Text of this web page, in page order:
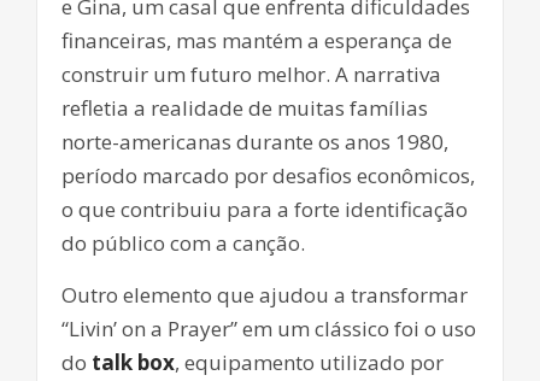
e Gina, um casal que enfrenta dificuldades
financeiras, mas mantém a esperança de
construir um futuro melhor. A narrativa
refletia a realidade de muitas famílias
norte-americanas durante os anos 1980,
período marcado por desafios econômicos,
o que contribuiu para a forte identificação
do público com a canção.
Outro elemento que ajudou a transformar
“Livin’ on a Prayer” em um clássico foi o uso
do talk box, equipamento utilizado por